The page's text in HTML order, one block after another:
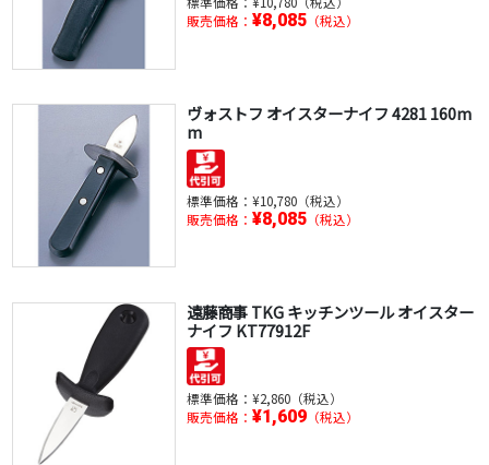
販売価格： ¥8,085（税込）
ヴォストフ オイスターナイフ 4281 160m
m
標準価格： ¥10,780（税込）
販売価格： ¥8,085（税込）
遠藤商事 TKG キッチンツール オイスター
ナイフ KT77912F
標準価格： ¥2,860（税込）
販売価格： ¥1,609（税込）